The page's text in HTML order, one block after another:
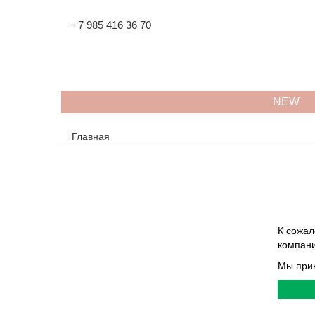
+7 985 416 36 70
NEW
Главная
К
Мы